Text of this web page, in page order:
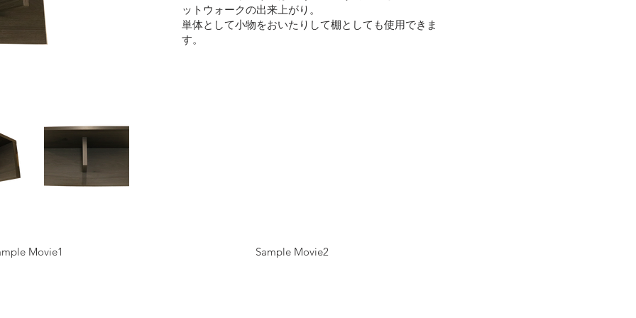
ットウォークの出来上がり。
単体として小物をおいたりして棚としても使用できま
す。
Movie1 Sample Movie2​